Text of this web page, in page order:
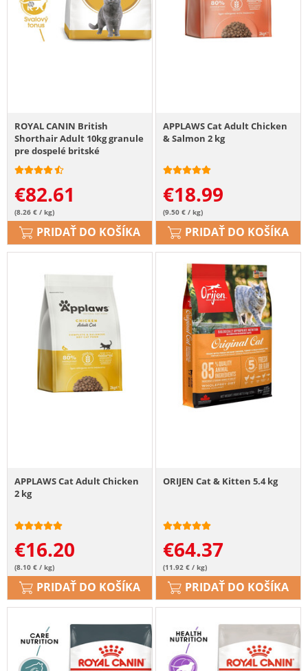
ROYAL CANIN British
Shorthair Adult 10kg granule
pre dospelé britské
krátkosrsté mačky
€82.61
(8.26 € / kg)
PRIDAŤ DO KOŠÍKA
APPLAWS Cat Adult Chicken
& Salmon 2 kg
€18.99
(9.50 € / kg)
PRIDAŤ DO KOŠÍKA
APPLAWS Cat Adult Chicken
2 kg
€16.20
(8.10 € / kg)
PRIDAŤ DO KOŠÍKA
ORIJEN Cat & Kitten 5.4 kg
€64.37
(11.92 € / kg)
PRIDAŤ DO KOŠÍKA